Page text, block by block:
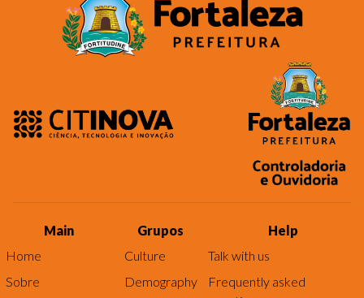
Main
Home
Sobre
Grupos
Culture
Demography
Help
Talk with us
Frequently asked